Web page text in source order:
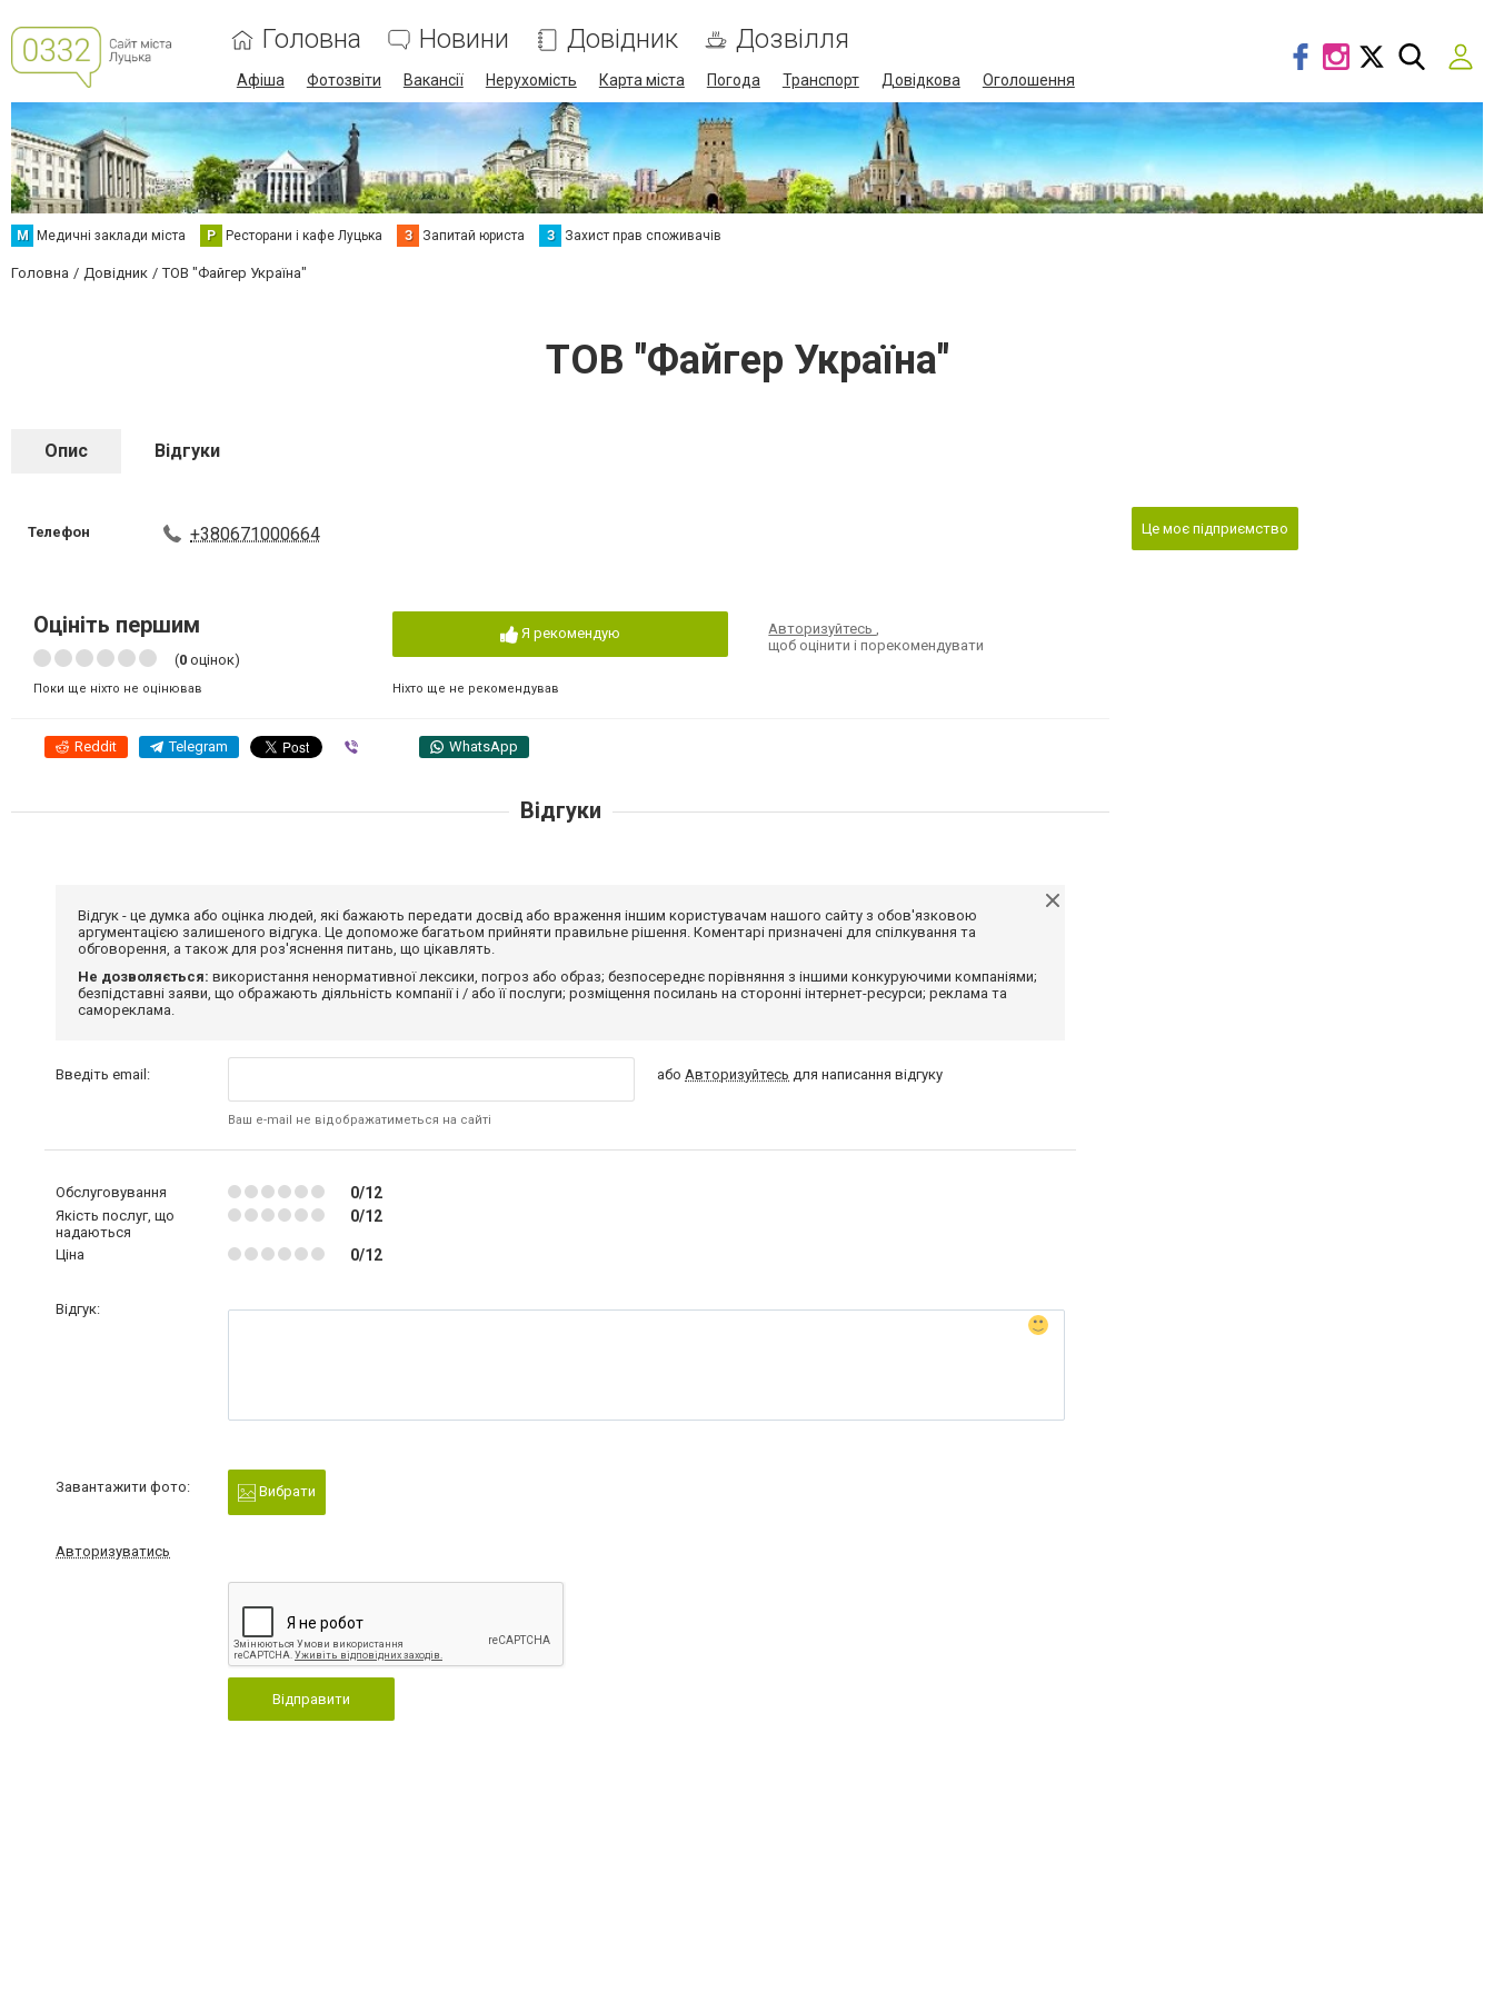
Головна Новини Довідник Дозвілля
Афіша Фотозвіти Вакансії Нерухомість Карта міста Погода Транспорт Довідкова Оголошення
М Медичні заклади міста Р Ресторани і кафе Луцька З Запитай юриста З Захист прав споживачів
Головна Довідник ТОВ "Файгер Україна"
ТОВ "Файгер Україна"
Опис Відгуки
Телефон +380671000664
Оцініть першим
(0 оцінок)
Поки ще ніхто не оцінював
Я рекомендую
Ніхто ще не рекомендував
Авторизуйтесь,
щоб оцінити і порекомендувати
Reddit Telegram WhatsApp
Це моє підприємство
Відгуки
Відгук - це думка або оцінка людей, які бажають передати досвід або враження іншим користувачам нашого сайту з обов'язковою
аргументацією залишеного відгука. Це допоможе багатьом прийняти правильне рішення. Коментарі призначені для спілкування та
обговорення, а також для роз'яснення питань, що цікавлять.
Не дозволяється: використання ненормативної лексики, погроз або образ; безпосереднє порівняння з іншими конкуруючими компаніями;
безпідставні заяви, що ображають діяльність компанії і / або її послуги; розміщення посилань на сторонні інтернет-ресурси; реклама та
самореклама.
Введіть email:
Ваш e-mail не відображатиметься на сайті
абоАвторизуйтесь для написання відгуку
Обслуговування 0/12
Якість послуг, що
надаються
0/12
Ціна 0/12
Відгук:
Завантажити фото: Вибрати
Авторизуватись
Відправити